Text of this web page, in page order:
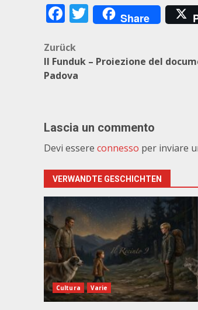
Facebook
Twitter
Share
Beitragsnavigation
Zurück
Il Funduk – Proiezione del
Padova
Lascia un commento
Devi essere connesso per inviare
VERWANDTE GESCHICHTEN
Cultura Varie